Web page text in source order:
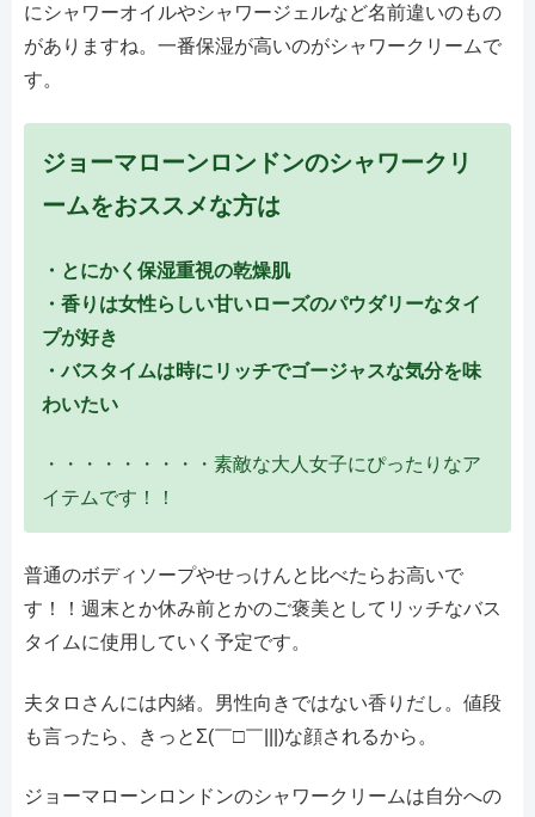
にシャワーオイルやシャワージェルなど名前違いのもの
がありますね。一番保湿が高いのがシャワークリームで
す。
ジョーマローンロンドンのシャワークリ
ームをおススメな方は
・とにかく保湿重視の乾燥肌
・香りは女性らしい甘いローズのパウダリーなタイ
プが好き
・バスタイムは時にリッチでゴージャスな気分を味
わいたい
・・・・・・・・・素敵な大人女子にぴったりなア
イテムです！！
普通のボディソープやせっけんと比べたらお高いで
す！！週末とか休み前とかのご褒美としてリッチなバス
タイムに使用していく予定です。
夫タロさんには内緒。男性向きではない香りだし。値段
も言ったら、きっとΣ(￣□￣|||)な顔されるから。
ジョーマローンロンドンのシャワークリームは自分への